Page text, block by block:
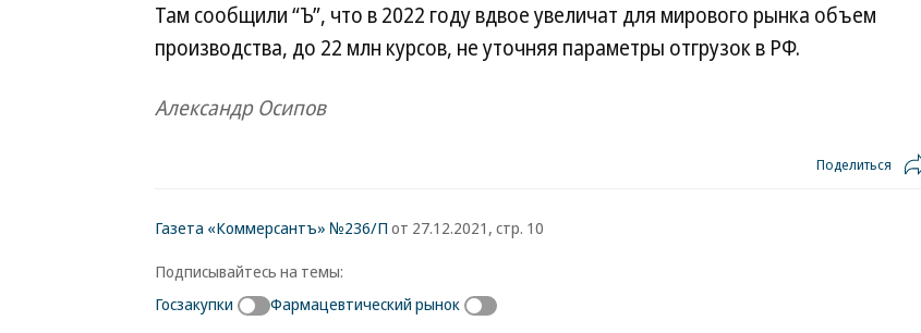
Там сообщили “Ъ”, что в 2022 году вдвое увеличат для мирового рынка объем
производства, до 22 млн курсов, не уточняя параметры отгрузок в РФ.
Александр Осипов
Поделиться
Газета «Коммерсантъ» №236/П от 27.12.2021, стр. 10
Подписывайтесь на темы:
Госзакупки
Фармацевтический рынок